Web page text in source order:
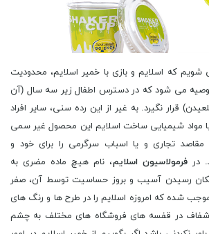
شویم که اسلایم و بازی با خمیر اسلایم، محدودیت
می شود که در دسترس اطفال زیر سه سال (آن
قرار نگیرد. به غیر از این رده سنی، سایر افراد
با مواد شیمیایی ساخت اسلایم این محصول غیر سمی
مقاصد تجاری و یا اسباب سرگرمی را برای خود و
درفرمولاسیون اسلایم، نام هیچ ماده مضری به
رسیدن آسیب و بروز حساسیت توسط آن، صفر
شده که امروزه اسلایم را در طرح ها و رنگ های
شفاف در قفسه های فروشگاه های مختلف به چشم